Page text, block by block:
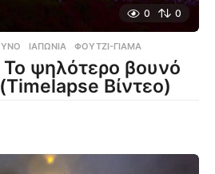
0 0
,ΙΑΠΩΝΊΑ ,ΦΟΥΤΖΙ-ΓΙΆΜΑ
Το ψηλότερο βουνό
Βίντεο)